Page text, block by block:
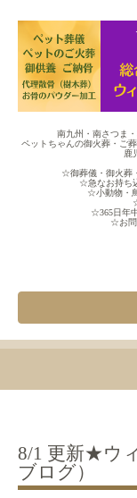
南九州・南さつま
ペットちゃんの御火葬・ご
鹿
☆御葬儀・御火葬
☆急なお持ち
☆小動物・
☆365日年
☆お問
8/1 更新★ウ
ブログ）